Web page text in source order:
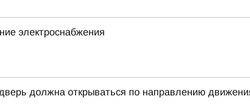
электроснабжения
должна открываться по направлению